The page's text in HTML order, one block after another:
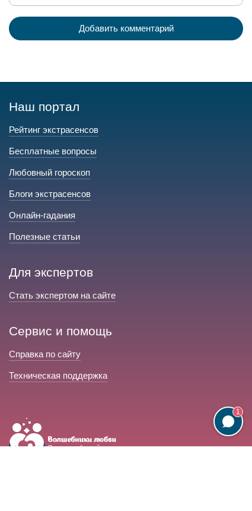
Добавить комментарий
1
Наш портал
Рейтинг экстрасенсов
Бесплатные вопросы
Любовный гороскоп
Блоги экстрасенсов
Онлайн-гадания
Полезные статьи
Для экспертов
Стать экспертом на сайте
Сервис и помощь
Справка по сайту
Техническая поддержка
Портал любовной магии